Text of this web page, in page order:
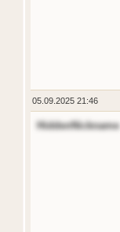
05.09.2025 21:46
HiddenNickname